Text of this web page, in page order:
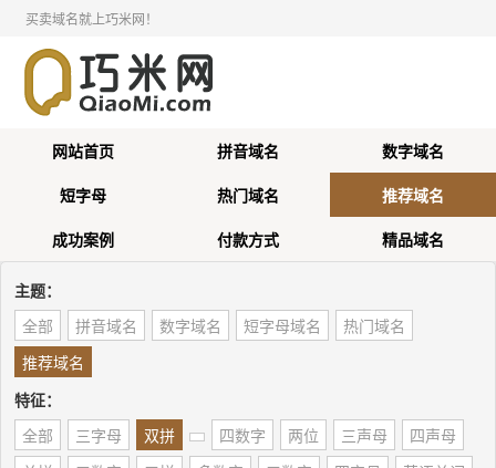
买卖域名就上巧米网！
网站首页 拼音域名
数字域名
短字母
热门域名
推荐域名
成功案例
付款方式 精品域名
主题：
全部
拼音域名 数字域名 短字母域名
热门域名
推荐域名
特征：
全部
三字母 双拼 四数字 两位 三声母
四声母